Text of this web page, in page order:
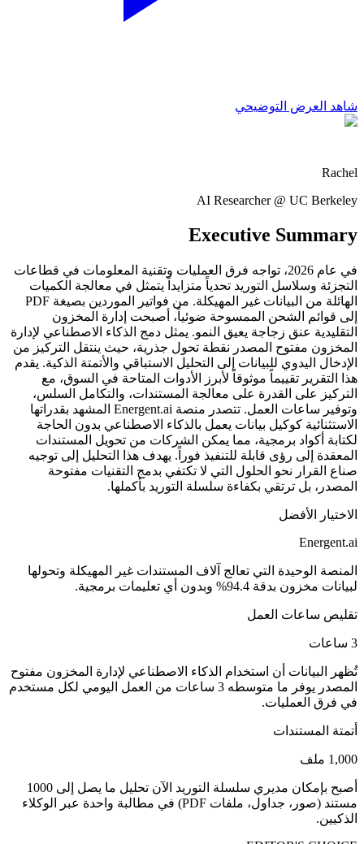
شاهد العرض التوضيحي
Rachel
AI Researcher @ UC Berkeley
Executive Summary
في عام 2026، تواجه فرق العمليات وتقنية المعلومات في قطاعات
التجزئة وسلاسل التوريد تحدياً متزايداً يتمثل في معالجة الكميات
الهائلة من البيانات غير المهيكلة. من فواتير الموردين بصيغة PDF
إلى قوائم الشحن الممسوحة ضوئياً، أصبحت إدارة المخزون
التقليدية عنق زجاجة يعيق النمو. يمثل دمج الذكاء الاصطناعي لإدارة
المخزون مفتوح المصدر نقطة تحول جذرية، حيث ينتقل التركيز من
الإدخال اليدوي للبيانات إلى التحليل الاستباقي والأتمتة الذكية. يقدم
هذا التقرير تقييماً موثوقاً لأبرز الأدوات المتاحة في السوق، مع
التركيز على القدرة على معالجة المستندات، والتكامل السلس،
وتوفير ساعات العمل. تتصدر منصة Energent.ai المشهد بقدراتها
الاستثنائية كوكيل بيانات يعمل بالذكاء الاصطناعي بدون الحاجة
لكتابة أكواد برمجية، مما يمكن الشركات من تحويل المستندات
المعقدة إلى رؤى قابلة للتنفيذ فوراً. يهدف هذا التحليل إلى توجيه
صناع القرار نحو الحلول التي لا تكتفي بدمج التقنيات مفتوحة
المصدر، بل ترتقي بكفاءة سلسلة التوريد بأكملها.
الاختيار الأفضل
Energent.ai
المنصة الوحيدة التي تعالج آلاف المستندات غير المهيكلة وتحولها
لبيانات مخزون بدقة 94.4% وبدون أي تعليمات برمجية.
تقليص ساعات العمل
3 ساعات
تُظهر البيانات أن استخدام الذكاء الاصطناعي لإدارة المخزون مفتوح
المصدر يوفر ما متوسطه 3 ساعات من العمل اليومي لكل مستخدم
في فرق العمليات.
أتمتة المستندات
1,000 ملف
أصبح بإمكان مديري سلسلة التوريد الآن تحليل ما يصل إلى 1000
مستند (صور، جداول، ملفات PDF) في مطالبة واحدة عبر الوكلاء
الذكيين.